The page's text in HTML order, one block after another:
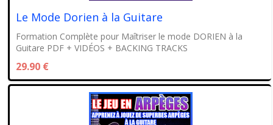
Le Mode Dorien à la Guitare
Formation Complète pour Maîtriser le mode DORIEN à la
Guitare PDF + VIDÉOS + BACKING TRACKS
29.90 €